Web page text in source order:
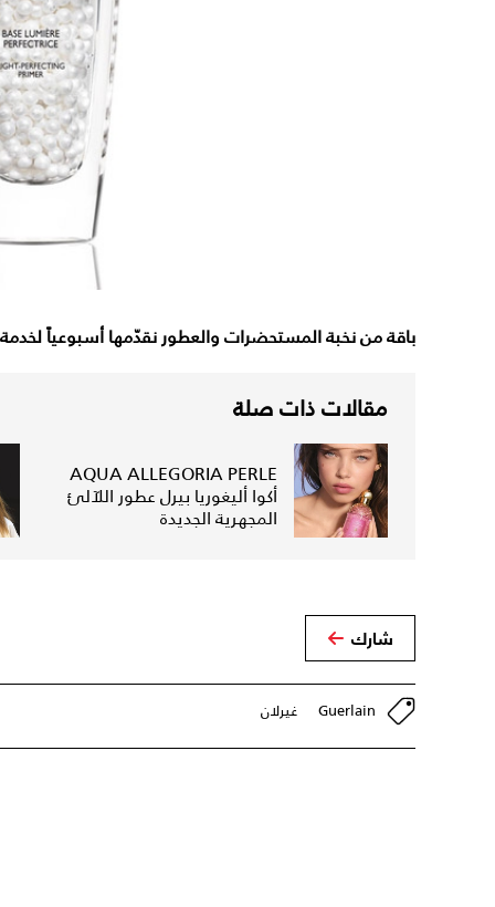
باقة من نخبة المستحضرات والعطور نقدّمها أسبوعياً
مقالات ذات صلة
AQUA ALLEGORIA PERLE
أكوا أليغوريا بيرل عطور اللآلئ
المجهرية الجديدة
شارك
Guerlain غيرلان